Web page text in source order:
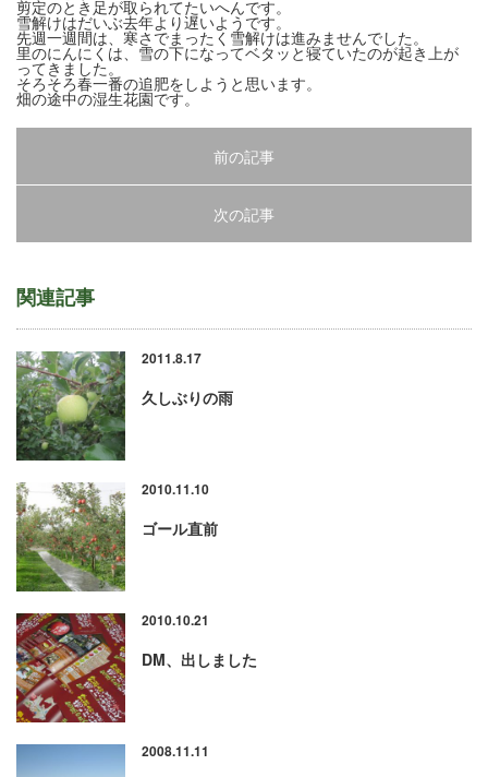
剪定のとき足が取られてたいへんです。
雪解けはだいぶ去年より遅いようです。
先週一週間は、寒さでまったく雪解けは進みませんでした。
里のにんにくは、雪の下になってベタッと寝ていたのが起き上が
ってきました。
そろそろ春一番の追肥をしようと思います。
畑の途中の湿生花園です。
前の記事
次の記事
関連記事
2011.8.17
久しぶりの雨
2010.11.10
ゴール直前
2010.10.21
DM、出しました
2008.11.11